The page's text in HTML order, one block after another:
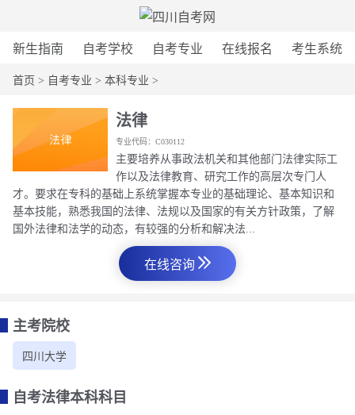
新生指南 自考学校 自考专业 在线报名 考生系统
首页 > 自考专业 > 本科专业 >
法律
专业代码：C030112
主要培养从事政法机关和其他部门法律实际工
作以及法律教育、研究工作的高层次专门人
才。要求在专科的基础上系统掌握本专业的基础理论、基本知识和
基本技能，熟悉我国的法律、法规以及国家的有关方针政策，了解
国外法律和法学的动态，有较强的分析和解决法...
在线咨询
主考院校
四川大学
自考法律本科科目